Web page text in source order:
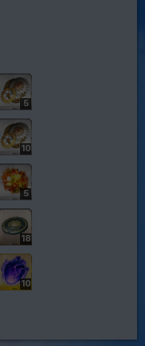
5
10
5
18
10